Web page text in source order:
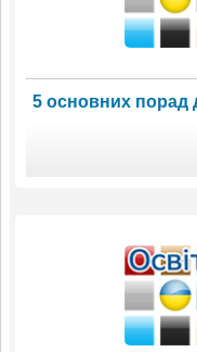
5 основних порад